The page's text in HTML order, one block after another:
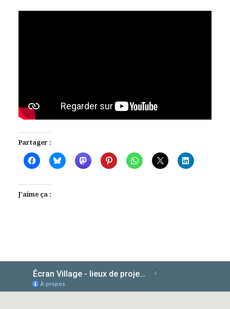
Partager :
J’aime ça :